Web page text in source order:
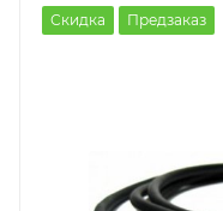
Скидка Предзаказ